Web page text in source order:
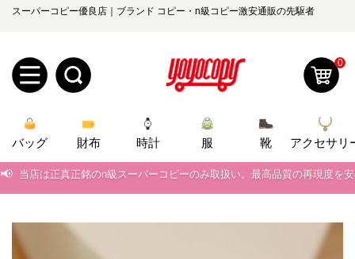
スーパーコピー優良店｜ブランド コピー・n級コピー激安通販の先駆者
規
ユ
ザ
ロ
グ
ン
0
バッグ 財布 時計 服 靴
アクセサリ
📢
当店は正真正銘のn級スーパーコピーのみ取扱い。最高品質の再現度を